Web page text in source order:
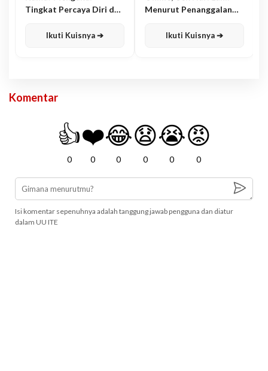
Tingkat Percaya Diri dan
Ikuti Kuisnya ➔
Menurut Penanggalan
Ikuti Kuisnya ➔
Komentar
👍
0
❤️
0
😂
0
😧
0
😭
0
😡
0
Isi komentar sepenuhnya adalah tanggung jawab pengguna dan diatur
dalam UU ITE